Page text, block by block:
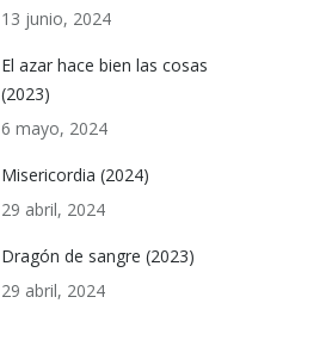
13 junio, 2024
El azar hace bien las cosas
(2023)
6 mayo, 2024
Misericordia (2024)
29 abril, 2024
Dragón de sangre (2023)
29 abril, 2024